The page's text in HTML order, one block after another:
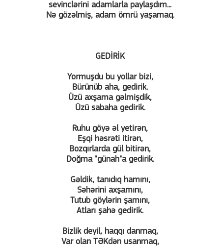
sevinclərini adamlarla paylaşdım...
Nə gözəlmiş, adam ömrü yaşamaq.
GEDİRİK
Yormuşdu bu yollar bizi,
Bürünüb aha, gedirik.
Üzü axşama gəlmişdik,
Üzü sabaha gedirik.
Ruhu göyə əl yetirən,
Eşqi həsrəti itirən,
Bozqırlarda gül bitirən,
Doğma "günah"a gedirik.
Gəldik, tanıdıq hamını,
Səhərini axşamını,
Tutub göylərin şamını,
Atları şahə gedirik.
Bizlik deyil, haqqı danmaq,
Var olan TƏKdən usanmaq,